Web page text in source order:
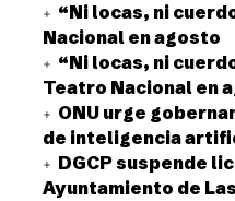
“Ni locas, ni
Nacional en agosto
“Ni locas, ni
Teatro Nacional en
ONU urge
de inteligencia
DGCP suspende
Ayuntamiento de